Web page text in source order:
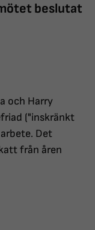
beslutat
och Harry
("inskränkt
Det
från åren